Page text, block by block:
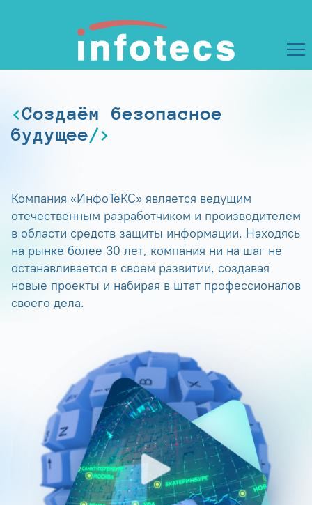
Создаём безопасное
будущее
Компания «ИнфоТеКС» является ведущим
отечественным разработчиком и производителем
в области средств защиты информации. Находясь
на рынке более 30 лет, компания ни на шаг не
останавливается в своем развитии, создавая
новые проекты и набирая в штат профессионалов
своего дела.